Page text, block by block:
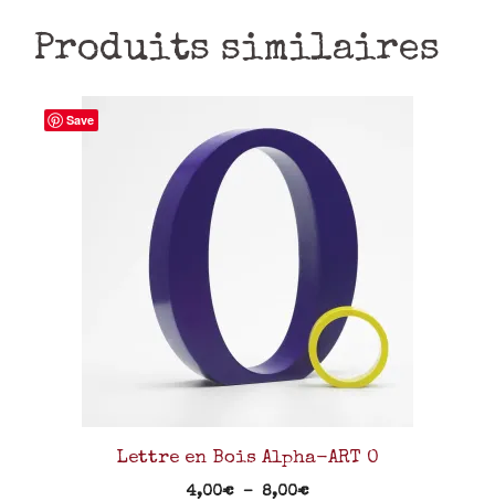
Produits similaires
Save
Lettre en Bois Alpha-ART O
4,00€ – 8,00€